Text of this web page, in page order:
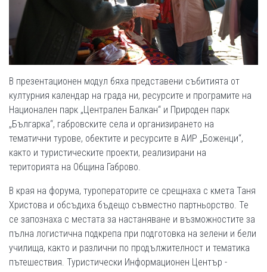
В презентационен модул бяха представени събитията от
културния календар на града ни, ресурсите и програмите на
Национален парк „Централен Балкан“ и Природен парк
„Българка“, габровските села и организирането на
тематични турове, обектите и ресурсите в АИР „Боженци“,
както и туристическите проекти, реализирани на
територията на Община Габрово.
В края на форума, туроператорите се срещнаха с кмета Таня
Христова и обсъдиха бъдещо съвместно партньорство. Те
се запознаха с местата за настаняване и възможностите за
пълна логистична подкрепа при подготовка на зелени и бели
училища, както и различни по продължителност и тематика
пътешествия. Туристически Информационен Център -